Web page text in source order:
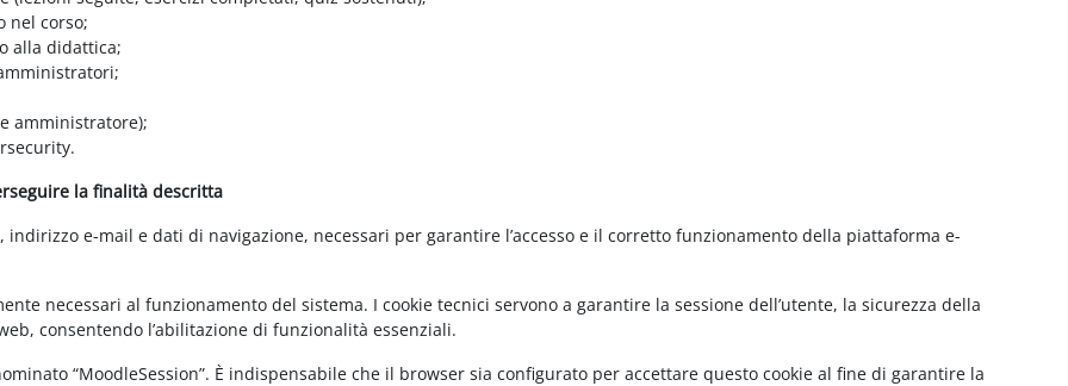
nel corso;
alla didattica;
amministratore);
la finalità descritta
e-mail e dati di navigazione, necessari per garantire l’accesso e il corretto funzionamento della piattaforma e-
necessari al funzionamento del sistema. I cookie tecnici servono a garantire la sessione dell’utente, la sicurezza della
consentendo l’abilitazione di funzionalità essenziali.
“MoodleSession”. È indispensabile che il browser sia configurato per accettare questo cookie al fine di garantire la